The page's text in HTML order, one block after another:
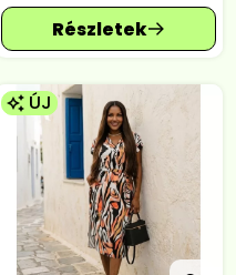
ÚJ